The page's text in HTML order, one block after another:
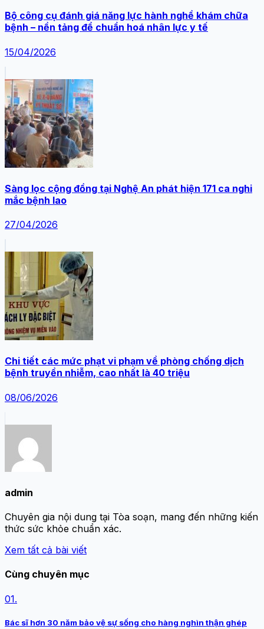
Bộ công cụ đánh giá năng lực hành nghề khám chữa
bệnh – nền tảng để chuẩn hoá nhân lực y tế
15/04/2026
Sàng lọc cộng đồng tại Nghệ An phát hiện 171 ca nghi
mắc bệnh lao
27/04/2026
Chi tiết các mức phạt vi phạm về phòng chống dịch
bệnh truyền nhiễm, cao nhất là 40 triệu
08/06/2026
admin
Chuyên gia nội dung tại Tòa soạn, mang đến những kiến
thức sức khỏe chuẩn xác.
Xem tất cả bài viết
Cùng chuyên mục
01.
Bác sĩ hơn 30 năm bảo vệ sự sống cho hàng nghìn thận ghép